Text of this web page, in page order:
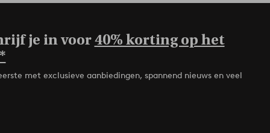
je in voor40% korting op het
met exclusieve aanbiedingen, spannend nieuws en veel